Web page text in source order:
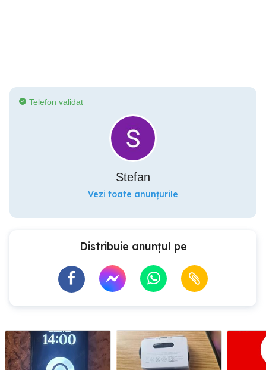
Telefon validat
Stefan
Vezi toate anunțurile
Distribuie anunțul pe